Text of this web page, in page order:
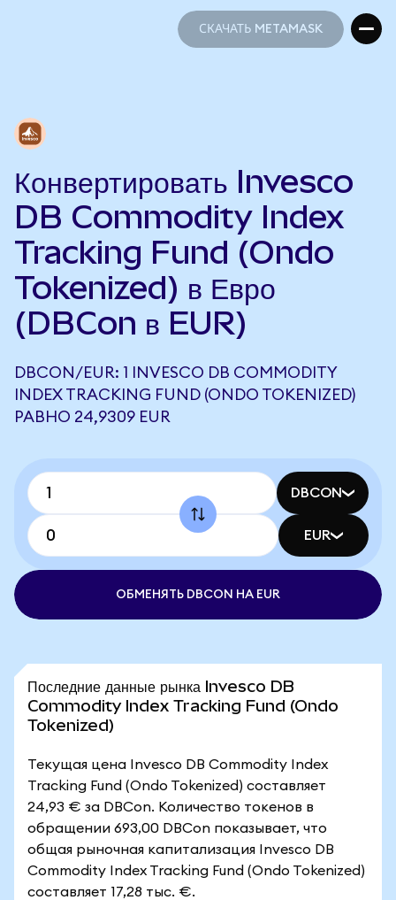
СКАЧАТЬ METAMASK
Конвертировать Invesco
DB Commodity Index
Tracking Fund (Ondo
Tokenized) в Евро
(DBCon в EUR)
DBCON/EUR: 1 INVESCO DB COMMODITY
INDEX TRACKING FUND (ONDO TOKENIZED)
РАВНО 24,9309 EUR
DBCON
EUR
ОБМЕНЯТЬ DBCON НА EUR
Последние данные рынка Invesco DB
Commodity Index Tracking Fund (Ondo
Tokenized)
Текущая цена Invesco DB Commodity Index
Tracking Fund (Ondo Tokenized) составляет
24,93 € за DBCon. Количество токенов в
обращении 693,00 DBCon показывает, что
общая рыночная капитализация Invesco DB
Commodity Index Tracking Fund (Ondo Tokenized)
составляет 17,28 тыс. €.